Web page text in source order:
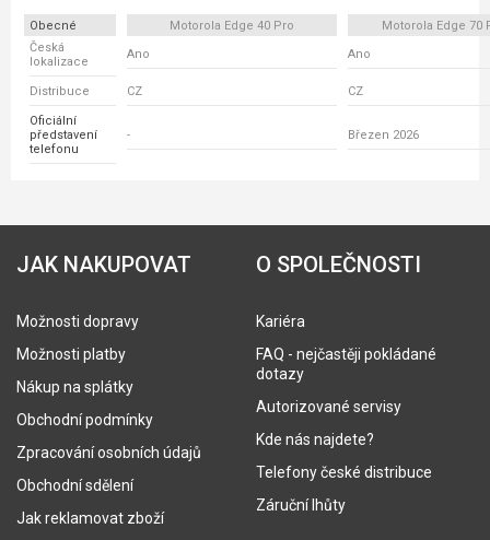
Obecné Motorola Edge 40 Pro
Motorola Edge 70
Česká
lokalizace
Ano Ano
Distribuce CZ CZ
Oficiální
představení
telefonu
- Březen 2026
JAK NAKUPOVAT
Možnosti dopravy
Možnosti platby
Nákup na splátky
Obchodní podmínky
Zpracování osobních údajů
Obchodní sdělení
Jak reklamovat zboží
O SPOLEČNOSTI
Kariéra
FAQ - nejčastěji pokládané
dotazy
Autorizované servisy
Kde nás najdete?
Telefony české distribuce
Záruční lhůty